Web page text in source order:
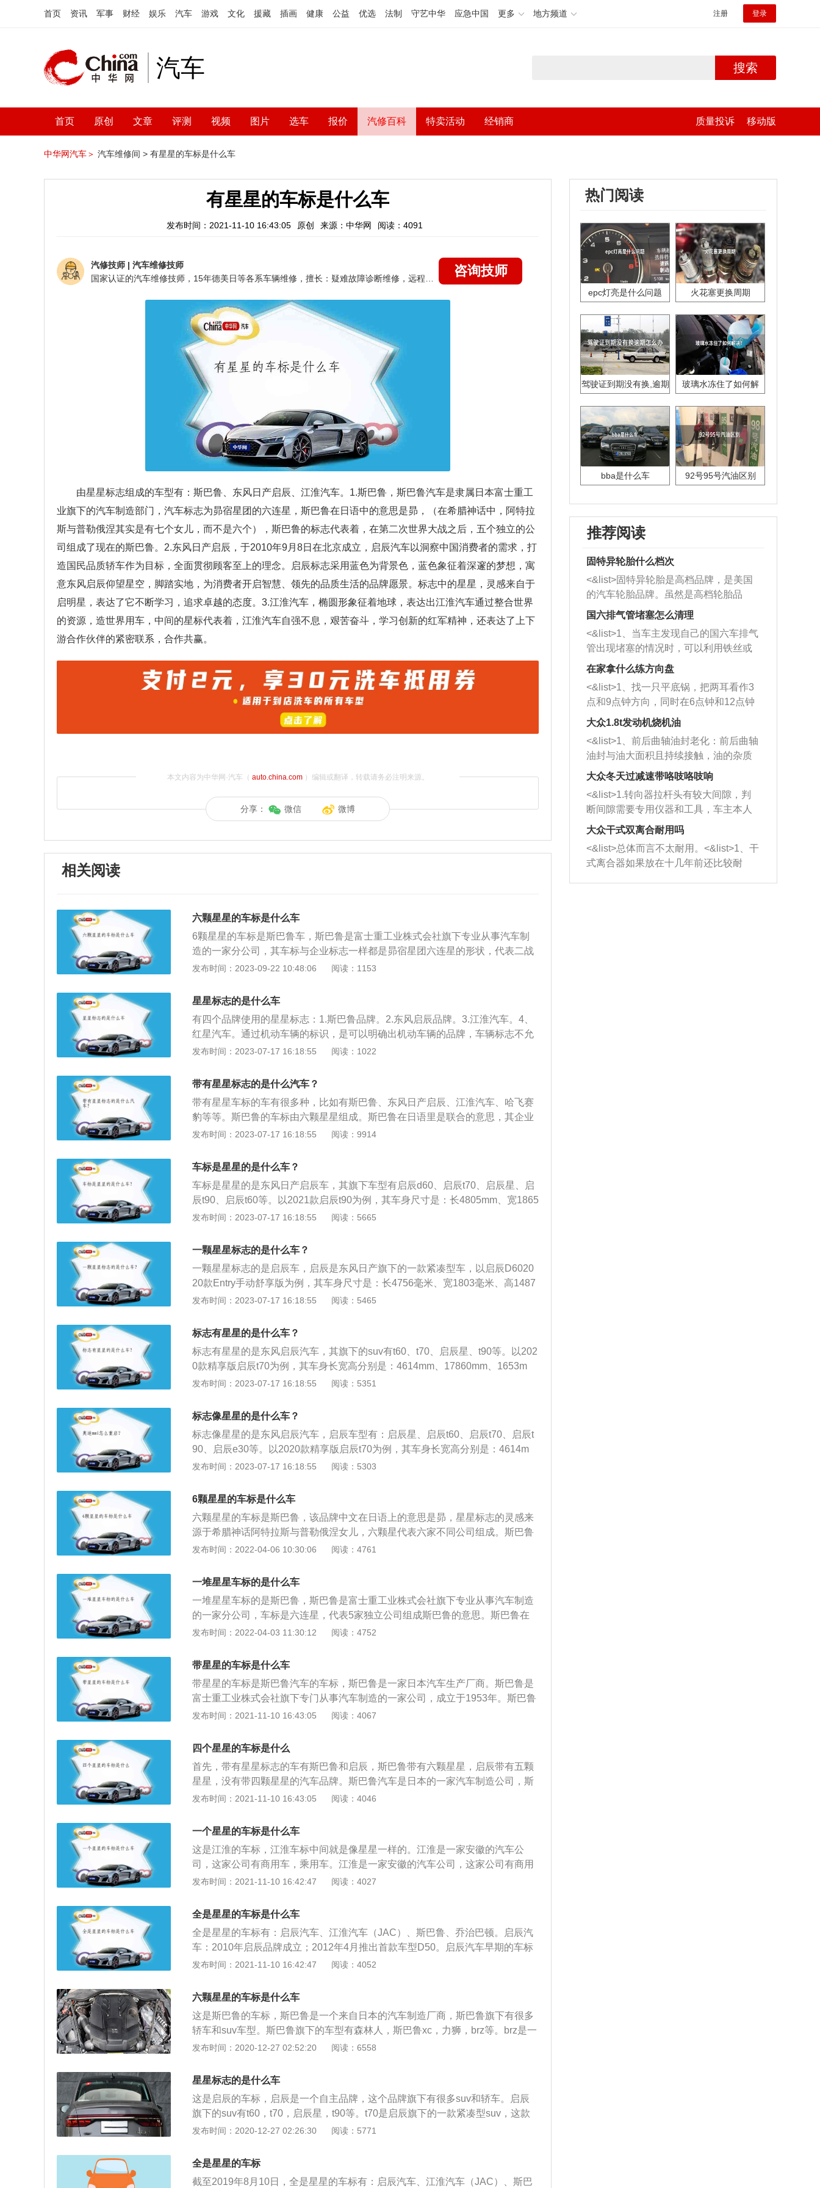
首页 资讯 军事 财经 娱乐 汽车 游戏 文化 援藏 插画 健康 公益 优选 法制 守艺中华 应急中国 更多 地方频道 注册 登录
汽车 搜索
首页 原创 文章 评测 视频 图片 选车 报价 汽修百科 特卖活动 经销商 质量投诉 移动版
中华网汽车＞ 汽车维修间 > 有星星的车标是什么车
有星星的车标是什么车
发布时间：2021-11-10 16:43:05 原创 来源：中华网 阅读：4091
汽修技师 | 汽车维修技师
咨询技师
由星星标志组成的车型有：斯巴鲁、东风日产启辰、江淮汽车。1.斯巴鲁，斯巴鲁汽车是隶属日本富士重工
业旗下的汽车制造部门，汽车标志为昴宿星团的六连星，斯巴鲁在日语中的意思是昴，（在希腊神话中，阿特拉
斯与普勒俄涅其实是有七个女儿，而不是六个），斯巴鲁的标志代表着，在第二次世界大战之后，五个独立的公
司组成了现在的斯巴鲁。2.东风日产启辰，于2010年9月8日在北京成立，启辰汽车以洞察中国消费者的需求，打
造国民品质轿车作为目标，全面贯彻顾客至上的理念。启辰标志采用蓝色为背景色，蓝色象征着深邃的梦想，寓
意东风启辰仰望星空，脚踏实地，为消费者开启智慧、领先的品质生活的品牌愿景。标志中的星星，灵感来自于
启明星，表达了它不断学习，追求卓越的态度。3.江淮汽车，椭圆形象征着地球，表达出江淮汽车通过整合世界
的资源，造世界用车，中间的星标代表着，江淮汽车自强不息，艰苦奋斗，学习创新的红军精神，还表达了上下
游合作伙伴的紧密联系，合作共赢。
本文内容为中华网·汽车（ auto.china.com）编辑或翻译，转载请务必注明来源。
分享： 微信 微博
相关阅读
六颗星星的车标是什么车
6颗星星的车标是斯巴鲁车，斯巴鲁是富士重工业株式会社旗下专业从事汽车制
造的一家分公司，其车标与企业标志一样都是昴宿星团六连星的形状，代表二战
之后五个独立的公司组成如今的斯巴鲁。斯巴鲁成立于1953年，最初主要生产汽
商。以斯巴鲁BRZ2020款2.0L手动type-RS版为例：这一款车的长宽高分别是42
40mm，1775mm，1320mm，轴距为2570mm。BRZ使用的是2.0升自然吸气发
动机，这款发动机的代号为FA20，这款发动机的最大功率是147kw，最大扭矩为
205牛米，这款发动机的最大功率转速为7000转每分钟，最大扭矩转速为6400到
6600转每分钟。这款发动机配备了混合喷射技术，而且使用的是铝合金缸盖缸体
发布时间：2023-09-22 10:48:06 阅读：1153
星星标志的是什么车
有四个品牌使用的星星标志：1.斯巴鲁品牌。2.东风启辰品牌。3.江淮汽车。4、
红星汽车。通过机动车辆的标识，是可以明确出机动车辆的品牌，车辆标志不允
许私自更改，但允许改变颜色。斯巴鲁：成立时间是1953年，斯巴鲁品牌是来自
连星的标志，主要生产的是汽车，同时还涉及到飞机以及发动机领域，实力比较
的雄厚，品牌拥有的纵置发动机的技术。东风启辰：成立时间是2010年的9月8
日，品牌名称是东风日产启辰，是属于东风日产乘用车旗下的第二个品牌。品牌
所生产的车型是具有着东风日产的相关技术，并且部分车型还采用了东风日产旗
下车型的流水线，在质量上是非常不错的。江淮汽车：成立时间是1964年，是一
汽车、智能网联汽车”并举，涵盖汽车出行、金融服务等众多领域的综合型汽车企
业集团。先后荣获国家火炬计划重点高新技术企业、中国企业500强、中国汽车
品牌前5强，是全国首家荣获我国工业领域最高奖项——中国工业大奖的综合型
宁镇，前身是河北红星旅行车制造厂1960年始建于北京，1970年从北京搬迁到邢
万平方米，总投资23.2亿元，主要建设总装、冲压、焊装、涂装、电池等五大工
艺生产车间，项目采取智能工厂设计理念和新工艺设计，汽车产品颠覆传统的工
艺路线和模式，采用铝合金熔铸工艺。随历史而生，应时代而变。随着近年来汽
车行业日新月异的发展，2013年，红星汽车正式获得了新能源汽车的生产资质。
发布时间：2023-07-17 16:18:55 阅读：1022
带有星星标志的是什么汽车？
带有星星车标的车有很多种，比如有斯巴鲁、东风日产启辰、江淮汽车、哈飞赛
豹等等。斯巴鲁的车标由六颗星星组成。斯巴鲁在日语里是联合的意思，其企业
标志是昴宿星团的六颗星，斯巴鲁的标志也代表着第二次世界大战后，五个独立
uv和轿车。启辰旗下的suv有t60，t70，启辰星，t90等。t70是启辰旗下的一款紧
凑型suv，这款车一共使用了两款发动机，一款是1.6升自然吸气发动机，另一款
是2.0升自然吸气发动机。江淮汽车是中国的国有企业，旗下有江淮和悦、瑞风S
2、瑞风S3、瑞风S5以及嘉悦A5等。
发布时间：2023-07-17 16:18:55 阅读：9914
车标是星星的是什么车？
车标是星星的是东风日产启辰车，其旗下车型有启辰d60、启辰t70、启辰星、启
辰t90、启辰t60等。以2021款启辰t90为例，其车身尺寸是：长4805mm、宽1865
mm、高1577mm，轴距为2765mm，前轮距为1600mm，后轮距为1605mm，油
架，后悬架是多连杆式独立悬架，搭载了1.5t涡轮增压发动机，最大马力是190p
s，最大功率是140kw，最大扭矩是260nm，与其匹配的是7挡双离合变速箱。
发布时间：2023-07-17 16:18:55 阅读：5665
一颗星星标志的是什么车？
一颗星星标志的是启辰车，启辰是东风日产旗下的一款紧凑型车，以启辰D6020
20款Entry手动舒享版为例，其车身尺寸是：长4756毫米、宽1803毫米、高1487
毫米，轴距为2700毫米，油箱容积是50升。启辰D602020款Entry手动舒享版搭
功率转速是每分钟5600转，与其匹配的是5挡手动变速箱。
发布时间：2023-07-17 16:18:55 阅读：5465
标志有星星的是什么车？
标志有星星的是东风启辰汽车，其旗下的suv有t60、t70、启辰星、t90等。以202
0款精享版启辰t70为例，其车身长宽高分别是：4614mm、17860mm、1653m
m，轴距为2630mm。2020款精享版启辰t70前悬架形式是麦弗逊式独立悬挂，后
50ps，最大功率是110kw，最大扭矩是198nm，与其匹配的是ctv无级变速箱。
发布时间：2023-07-17 16:18:55 阅读：5351
标志像星星的是什么车？
标志像星星的是东风启辰汽车，启辰车型有：启辰星、启辰t60、启辰t70、启辰t
90、启辰e30等。以2020款精享版启辰t70为例，其车身长宽高分别是：4614m
m、1786mm、1653mm，轴距为2630mm，油箱容积为65l，行李箱容积为534
率是110kw，最大扭矩是198nm，与其匹配的是无级变速箱。
发布时间：2023-07-17 16:18:55 阅读：5303
6颗星星的车标是什么车
六颗星星的车标是斯巴鲁，该品牌中文在日语上的意思是昴，星星标志的灵感来
源于希腊神话阿特拉斯与普勒俄涅女儿，六颗星代表六家不同公司组成。斯巴鲁
是一款历史悠久的汽车品牌，前身是生产飞机、发动机，属于运输设备的制造
是全时四轮驱动系统。以性价比著称，成功俘获不少消费者，曾在全球创下巨额
销售记录。在中国市场，斯巴鲁暂时还是一个冷门的日系车品牌，和热门的丰
田、本田相比，它的知名度并不高，但他的优势在于动力总成、发动机功率输
出，喜欢稳重平实而速度感的消费者对它特别青昧，耐看实用也是它的特色。
发布时间：2022-04-06 10:30:06 阅读：4761
一堆星星车标的是什么车
一堆星星车标的是斯巴鲁，斯巴鲁是富士重工业株式会社旗下专业从事汽车制造
的一家分公司，车标是六连星，代表5家独立公司组成斯巴鲁的意思。斯巴鲁在
日语中是“昴”，企业标志就是昴宿星团，所以汽车标志是星辰，看起来就是一堆
车，同时也制造飞机以及发动机。而斯巴鲁汽车最出色的是它独特的技术，特别
是水平对卧式引擎和全时四轮启动系统，可以说是远近驰名。其出色的技术让它
在2006年甚至传下了历史销量记录。
发布时间：2022-04-03 11:30:12 阅读：4752
带星星的车标是什么车
带星星的车标是斯巴鲁汽车的车标，斯巴鲁是一家日本汽车生产厂商。斯巴鲁是
富士重工业株式会社旗下专门从事汽车制造的一家公司，成立于1953年。斯巴鲁
的车标背景色是蓝色，车标上有六个星星。国内还是有很多斯巴鲁的车迷的，喜
v，brz，翼豹等。斯巴鲁旗下的车型都搭载了水平对置发动机，这种发动机在全
世界只有斯巴鲁和保时捷使用。大家可以将水平对置发动机理解成夹角为180度
的v型汽缸发动机。这种发动机装在车上会使车辆的重心更低，这样可以提升车辆
的操控和过弯速度。很多喜欢斯巴鲁汽车的粉丝都是因为斯巴鲁不俗的操控性
能。斯巴鲁在国内没有合资工厂，采取进口的方式在国内销售，所以斯巴鲁旗下
是，斯巴鲁的可靠性和质量还是不错的。
发布时间：2021-11-10 16:43:05 阅读：4067
四个星星的车标是什么
首先，带有星星标志的车有斯巴鲁和启辰，斯巴鲁带有六颗星星，启辰带有五颗
星星，没有带四颗星星的汽车品牌。斯巴鲁汽车是日本的一家汽车制造公司，斯
巴鲁在日语中的意思是昴，其企业标志是昴宿星团的六连星，昴宿为按照中国古
着五个独立的公司一起组成了现今的斯巴鲁。斯巴鲁汽车一直专注于汽车技术的
深入研究，斯巴鲁汽车采用的是独自研发的四轮驱动系统和高性能的水平对置发
动机，所以斯巴鲁汽车具有着强悍的动力以及出色的越野性能。启辰汽车为国产
汽车品牌，启辰汽车一直追求用卓越的创造精神和品质精神，打造为客户满足的
产品，启辰汽车的变质采用了五颗星星，用蓝色作为背景，蓝色象征着深邃的梦
间以及驾驶舒适性，近年来一直深受中国消费者的喜爱。
发布时间：2021-11-10 16:43:05 阅读：4046
一个星星的车标是什么车
这是江淮的车标，江淮车标中间就是像星星一样的。江淮是一家安徽的汽车公
司，这家公司有商用车，乘用车。江淮是一家安徽的汽车公司，这家公司有商用
车，乘用车。江淮旗下的车型有和悦，星悦，瑞风s3，瑞风m5，瑞风m3，瑞风s
淮旗下还有很多纯电动汽车和插电混动车型，江淮旗下也有很多皮卡车。如果大
家对江淮汽车感兴趣，可以去当地的江淮4s店看车试驾。江淮汽车的车标是一个
圆圈，内部有一个类似于星星的图标，江淮汽车的车标下方还写着jac。江淮旗下
还有很多卡车，江淮的卡车也是不少道路运输从业者的首选。江淮汽车的品质还
是可以的，并且维修保养价格也不贵。所以，有很多消费者会选择购买江淮汽
宜的，国产品牌的汽车配置也是比较高的，所以有很多消费者会选择国产品牌的
汽车。江淮旗下还有很多商务车，这类车也是很多公司会购买的，购买这种商务
车用来接送领导和客户还是不错的。
发布时间：2021-11-10 16:42:47 阅读：4027
全是星星的车标是什么车
全是星星的车标有：启辰汽车、江淮汽车（JAC）、斯巴鲁、乔治巴顿。启辰汽
车：2010年启辰品牌成立；2012年4月推出首款车型D50。启辰汽车早期的车标
和现在的车标不一样。在品牌成立7周年的时候，换了全新的车标LOGO。一个圆
空缺部位，有一个完整的小的五角星。江淮汽车（JAC）：一个椭圆，包裹着一
个比较消瘦的五角星。乔治巴顿：乔治·巴顿越野车是一款美国产超级越野车，以
二战时期美国将领乔治巴顿命名，车标是一个正五角星。斯巴鲁：斯巴鲁的车标
是一个六连星，这个标志非常有特点，让人记忆深刻。斯巴鲁的LOGO，代表着
第二次世界大战后，五个独立的公司一起组成了现今的斯巴鲁。并且，这个标志
个星团，在它的群星之中，只有六颗星星可以用肉眼看到。
发布时间：2021-11-10 16:42:47 阅读：4052
六颗星星的车标是什么车
这是斯巴鲁的车标，斯巴鲁是一个来自日本的汽车制造厂商，斯巴鲁旗下有很多
轿车和suv车型。斯巴鲁旗下的车型有森林人，斯巴鲁xc，力狮，brz等。brz是一
款双门四座跑车，这款车的长宽高分别是4240毫米，1775毫米，1320毫米，轴
0，这款发动机的最大功率为147kw，最大扭矩为205牛米，这款发动机的最大功
率转速为7000转每分钟，最大扭矩转速为6400到6600转每分钟。这款发动机搭
载了混合喷射技术，并且使用了铝合金缸盖缸体。这是一款水平对置发动机，使
用水平对置发动机可以降低整车的重心，这样可以提高汽车的操控性和燃油经济
性。与这款发动机匹配的是6速手动变速箱或6at变速箱。brz的前悬架使用了麦弗
独立悬架，这种悬架是由上下两个叉臂组成的，并且上下两个叉臂之间还有一个
连杆。双叉臂悬架可以抑制车身的侧倾幅度，还可以抑制刹车点头现象。
发布时间：2020-12-27 02:52:20 阅读：6558
星星标志的是什么车
这是启辰的车标，启辰是一个自主品牌，这个品牌旗下有很多suv和轿车。启辰
旗下的suv有t60，t70，启辰星，t90等。t70是启辰旗下的一款紧凑型suv，这款
车一共使用了两款发动机，一款是1.6升自然吸气发动机，另一款是2.0升自然吸
机的最大功率转速为6000转每分钟，最大扭矩转速为4400转每分钟。这款发动机
搭载了多点电喷技术，并且使用了铝合金缸盖缸体。与这款发动机匹配的是5速
发布时间：2020-12-27 02:26:30 阅读：5771
全是星星的车标
截至2019年8月10日，全是星星的车标有：启辰汽车、江淮汽车（JAC）、斯巴
热门阅读
epc灯亮是什么问题 火花塞更换周期
驾驶证到期没有换,逾期
玻璃水冻住了如何解
bba是什么车 92号95号汽油区别
推荐阅读
固特异轮胎什么档次
<&list>固特异轮胎是高档品牌，是美国
的汽车轮胎品牌。虽然是高档轮胎品
牌，但是中高低端的轮胎都有生产，这
也是为了更好的开拓市场。
国六排气管堵塞怎么清理
<&list>1、当车主发现自己的国六车排气
管出现堵塞的情况时，可以利用铁丝或
者是细棍，直接将杂物给取出来，如果
堵塞情况比较严重，也可以采取应急措
施。 <&list>2、直接利用木棍将所有的
杂物推到排气管里面的位置处，然后将
三元催化器拆解开，就可以将堵塞的东
西取出来。但如果是因为积碳过多引起
的堵塞，就需要将三元催化器泡在草酸
洗剂对堵塞的情况得到解决，将清洗剂
放在燃油箱中，与燃油混合后，车辆启
动时，就可以和汽油一起进入到燃烧
室，最后形成废气排出，就可以让三元
催化器得到清洗，排气管堵塞的情况就
能够得到解决。
在家拿什么练方向盘
<&list>1、找一只平底锅，把两耳看作3
点和9点钟方向，同时在6点钟和12点钟
方向做一个标记。 <&list>2、双手握住
一圈半的练习，往右同样也要打相同的
圈数。 <&list>3、最后强调要反复练
习，这样就可以形成肌肉记忆，在真实
驾驶车辆时，不需要记忆也能打好方
向。
大众1.8t发动机烧机油
<&list>1、前后曲轴油封老化：前后曲轴
油封与油大面积且持续接触，油的杂质
和发动机内持续温度变化使其密封效果
逐渐减弱，导致渗油或漏油。<&list>2、
活塞间隙过大：积碳会使活塞环与缸体
的间隙扩大，导致机油流入燃烧室中，
造成烧机油。<&list>3、机油粘度。使用
机油粘度过小的话，同样会有烧机油现
象，机油粘度过小具有很好的流动性，
大众冬天过减速带咯吱咯吱响
<&list>1.转向器拉杆头有较大间隙，判
断间隙需要专用仪器和工具，车主本人
无法制作，需要将车辆送到修理厂或4s
店；<&list>2.车辆半轴套管防尘罩破
裂，破裂后会出现漏油现象，使半轴磨
损严重，磨损的半轴容易损坏，产生异
响；<&list>3.稳定器的转向胶套和球头
大众干式双离合耐用吗
<&list>总体而言不太耐用。<&list>1、干
式离合器如果放在十几年前还比较耐